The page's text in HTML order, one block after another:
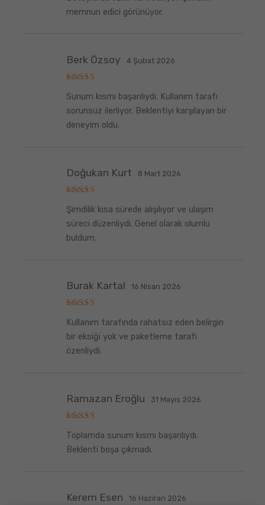
memnun edici görünüyor.
üzerinden
oy aldı
Berk Özsoy 4 Şubat 2026
Sunum kısmı başarılıydı. Kullanım tarafı
sorunsuz ilerliyor. Beklentiyi karşılayan bir
deneyim oldu.
üzerinden
oy aldı
Doğukan Kurt 8 Mart 2026
Şimdilik kısa sürede alışılıyor ve ulaşım
süreci düzenliydi. Genel olarak olumlu
buldum.
üzerinden
5oy aldı
Burak Kartal 16 Nisan 2026
Kullanım tarafında rahatsız eden belirgin
bir eksiği yok ve paketleme tarafı
özenliydi.
üzerinden
5 oy aldı
Ramazan Eroğlu 31 Mayıs 2026
Toplamda sunum kısmı başarılıydı.
Beklenti boşa çıkmadı.
Kerem Esen 16 Haziran 2026